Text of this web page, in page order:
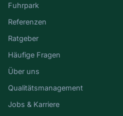
Fuhrpark
Referenzen
Ratgeber
Häufige Fragen
Über uns
Qualitätsmanagement
Jobs & Karriere